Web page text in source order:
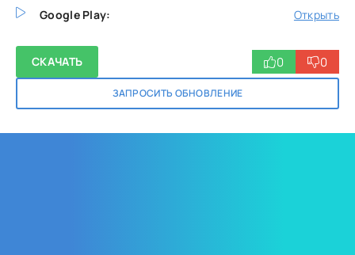
Google Play:
Открыть
СКАЧАТЬ
ЗАПРОСИТЬ ОБНОВЛЕНИЕ
0 0